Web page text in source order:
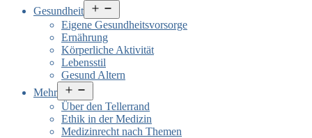
Gesundheit
öffnen
Eigene Gesundheitsvorsorge
Ernährung
Körperliche Aktivität
Lebensstil
Gesund Altern
Mehr
öffnen
Über den Tellerrand
Ethik in der Medizin
Medizinrecht nach Themen